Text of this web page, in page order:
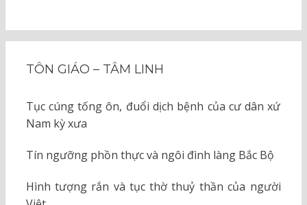
TÔN GIÁO – TÂM LINH
Tục cúng tống ôn, đuổi dịch bệnh của cư dân xứ
Nam kỳ xưa
Tín ngưỡng phồn thực và ngôi đình làng Bắc Bộ
Hình tượng rắn và tục thờ thuỷ thần của người